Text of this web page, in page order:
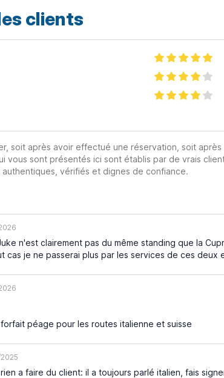
clients
soit après avoir effectué une réservation, soit
vous sont présentés ici sont établis par de vrais
vérifiés et dignes de confiance.
n'est clairement pas du même standing que la
cas je ne passerai plus par les services de ces deux
péage pour les routes italienne et suisse
a faire du client: il a toujours parlé italien, fais